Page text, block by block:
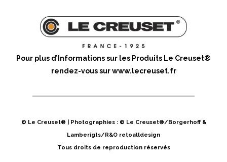
Pour plus d’Informations sur les Produits Le Creuset®
rendez-vous surwww.lecreuset.fr
© Le Creuset® | Photographies : © Le Creuset®/Borgerhoff &
Lamberigts/R&O retoalldesign
Tous droits de reproduction réservés